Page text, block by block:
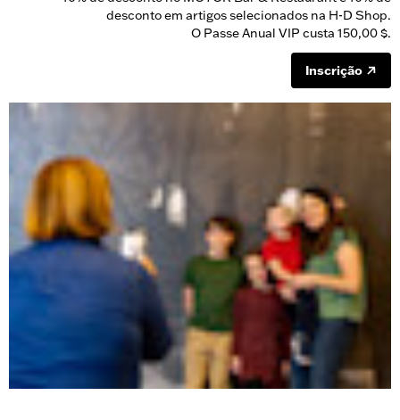
desconto em artigos selecionados na H-D Shop.
O Passe Anual VIP custa 150,00 $.
Inscrição